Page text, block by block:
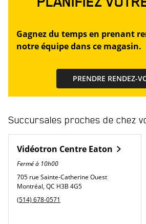
Gagnez du temps en prenant
notre équipe dans ce magasin.
PRENDRE RENDEZ-
Succursales proches de chez
Vidéotron Centre Eaton
Fermé à 10h00
705 rue Sainte-Catherine Ouest
Montréal, QC H3B 4G5
phone
(514) 678-0571